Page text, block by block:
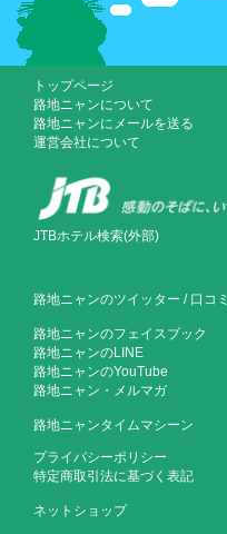
トップページ
路地ニャンについて
路地ニャンにメールを送る
運営会社について
JTBホテル検索(外部)
路地ニャンのツイッター / 口コミ
路地ニャンのフェイスブック
路地ニャンのLINE
路地ニャンのYouTube
路地ニャン・メルマガ
路地ニャンタイムマシーン
プライバシーポリシー
特定商取引法に基づく表記
ネットショップ